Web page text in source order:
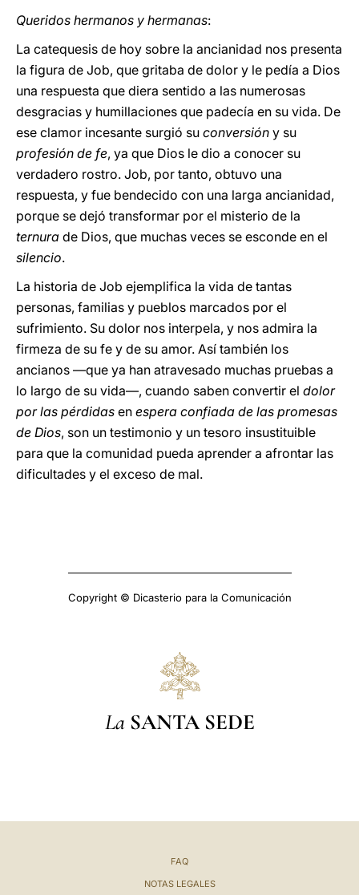
Queridos hermanos y hermanas:
La catequesis de hoy sobre la ancianidad nos presenta
la figura de Job, que gritaba de dolor y le pedía a Dios
una respuesta que diera sentido a las numerosas
desgracias y humillaciones que padecía en su vida. De
ese clamor incesante surgió su conversión y su
profesión de fe, ya que Dios le dio a conocer su
verdadero rostro. Job, por tanto, obtuvo una
respuesta, y fue bendecido con una larga ancianidad,
porque se dejó transformar por el misterio de la
ternura de Dios, que muchas veces se esconde en el
silencio.
La historia de Job ejemplifica la vida de tantas
personas, familias y pueblos marcados por el
sufrimiento. Su dolor nos interpela, y nos admira la
firmeza de su fe y de su amor. Así también los
ancianos —que ya han atravesado muchas pruebas a
lo largo de su vida—, cuando saben convertir el dolor
por las pérdidas en espera confiada de las promesas
de Dios, son un testimonio y un tesoro insustituible
para que la comunidad pueda aprender a afrontar las
dificultades y el exceso de mal.
Copyright © Dicasterio para la Comunicación
La SANTA SEDE
FAQ
NOTAS LEGALES